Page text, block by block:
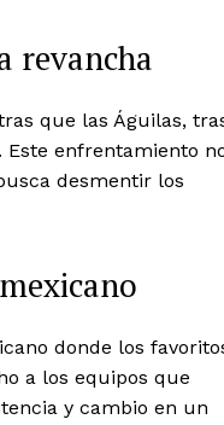
revancha
que las Águilas,
Este enfrentamiento
desmentir los
donde los
a los equipos que
y cambio en un